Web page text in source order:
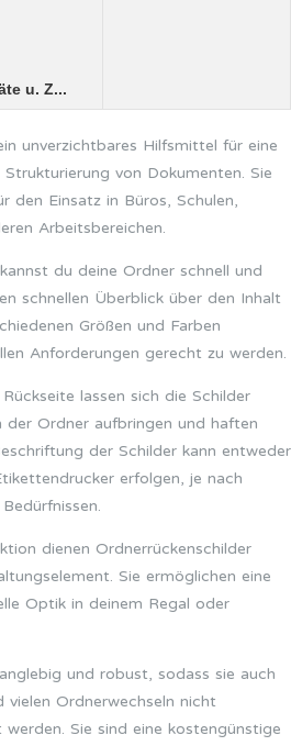
u. Z...
unverzichtbares Hilfsmittel für eine
von Dokumenten. Sie
den Einsatz in Büros, Schulen,
Arbeitsbereichen.
du deine Ordner schnell und
schnellen Überblick über den Inhalt
Größen und Farben
Anforderungen gerecht zu werden.
lassen sich die Schilder
der Ordner aufbringen und haften
der Schilder kann entweder
erfolgen, je nach
dienen Ordnerrückenschilder
Sie ermöglichen eine
Optik in deinem Regal oder
und robust, sodass sie auch
Ordnerwechseln nicht
Sie sind eine kostengünstige